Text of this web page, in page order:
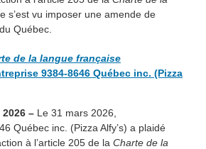
s’est vu imposer une amende de
Québec.
de la langue française
9384-8646 Québec inc. (Pizza
– Le 31 mars 2026,
Québec inc. (Pizza Alfy’s) a plaidé
à l’article 205 de la Charte de la